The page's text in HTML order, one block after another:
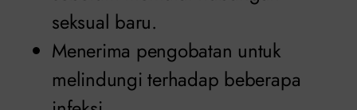
seksual baru.
Menerima pengobatan untuk
melindungi terhadap beberapa